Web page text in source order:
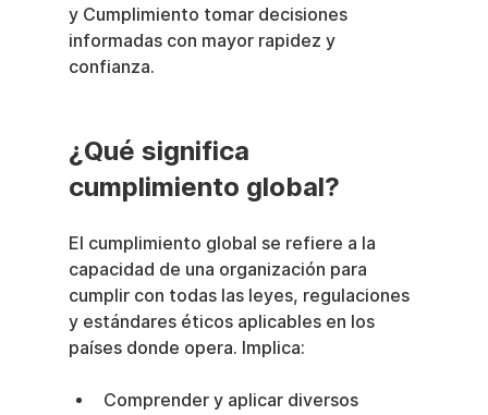
y Cumplimiento tomar decisiones
informadas con mayor rapidez y
confianza.
¿Qué significa
cumplimiento global?
El cumplimiento global se refiere a la
capacidad de una organización para
cumplir con todas las leyes, regulaciones
y estándares éticos aplicables en los
países donde opera. Implica:
Comprender y aplicar diversos